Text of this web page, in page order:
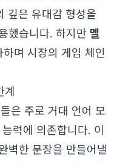
깊은 유대감 형성을
했습니다. 하지만 멜
며 시장의 게임 체인
은 주로 거대 언어 모
력에 의존합니다. 이
벽한 문장을 만들어낼